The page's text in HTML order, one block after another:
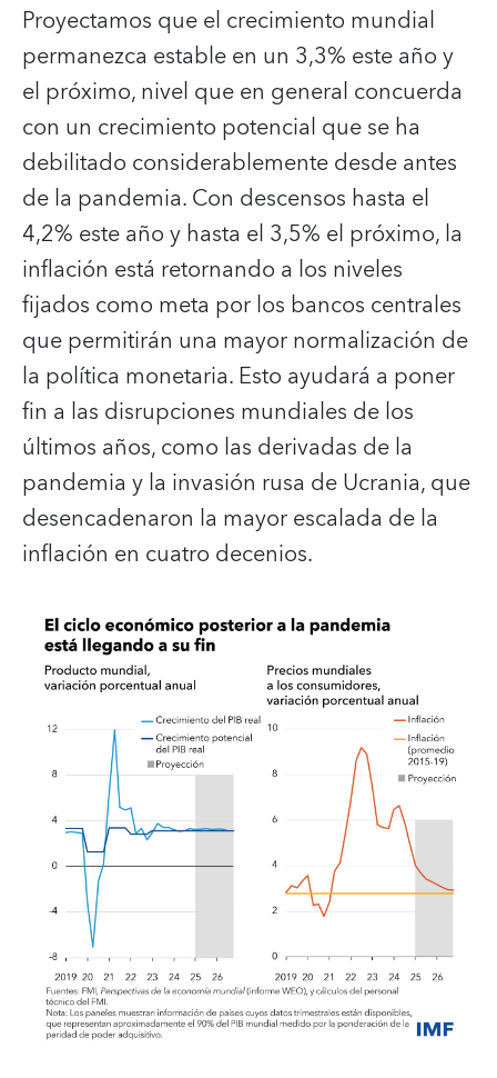
Proyectamos que el crecimiento mundial
permanezca estable en un 3,3% este año y
el próximo, nivel que en general concuerda
con un crecimiento potencial que se ha
debilitado considerablemente desde antes
de la pandemia. Con descensos hasta el
4,2% este año y hasta el 3,5% el próximo, la
inflación está retornando a los niveles
fijados como meta por los bancos centrales
que permitirán una mayor normalización de
la política monetaria. Esto ayudará a poner
fin a las disrupciones mundiales de los
últimos años, como las derivadas de la
pandemia y la invasión rusa de Ucrania, que
desencadenaron la mayor escalada de la
inflación en cuatro decenios.